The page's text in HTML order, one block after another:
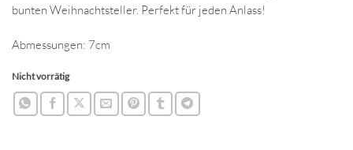
bunten Weihnachtsteller. Perfekt für jeden Anlass!
Abmessungen: 7cm
Nicht vorrätig